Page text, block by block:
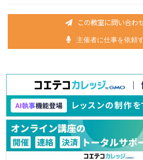
この教室に問い合わ
主催者に仕事を依頼